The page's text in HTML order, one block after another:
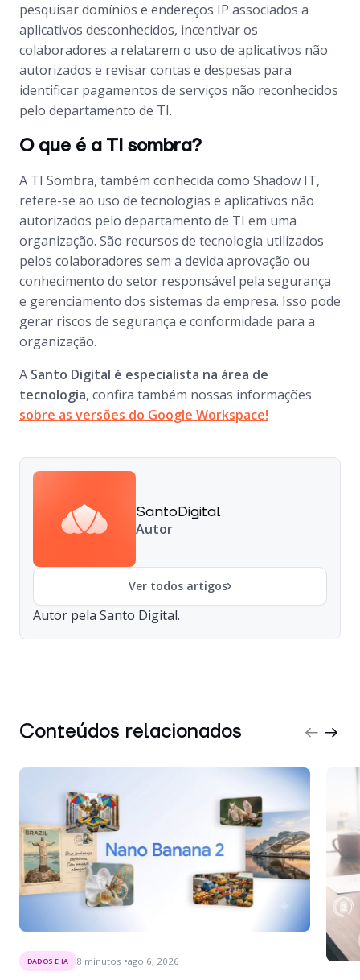
pesquisar domínios e endereços IP associados a
aplicativos desconhecidos, incentivar os
colaboradores a relatarem o uso de aplicativos não
autorizados e revisar contas e despesas para
identificar pagamentos de serviços não reconhecidos
pelo departamento de TI.
O que é a TI sombra?
A TI Sombra, também conhecida como Shadow IT,
refere-se ao uso de tecnologias e aplicativos não
autorizados pelo departamento de TI em uma
organização. São recursos de tecnologia utilizados
pelos colaboradores sem a devida aprovação ou
conhecimento do setor responsável pela segurança
e gerenciamento dos sistemas da empresa. Isso pode
gerar riscos de segurança e conformidade para a
organização.
A Santo Digital é especialista na área de
tecnologia, confira também nossas informações
sobre as versões do Google Workspace!
SantoDigital
Autor
Ver todos artigos
Autor pela Santo Digital.
Conteúdos relacionados
DADOS E IA 8 minutos ago 6, 2026